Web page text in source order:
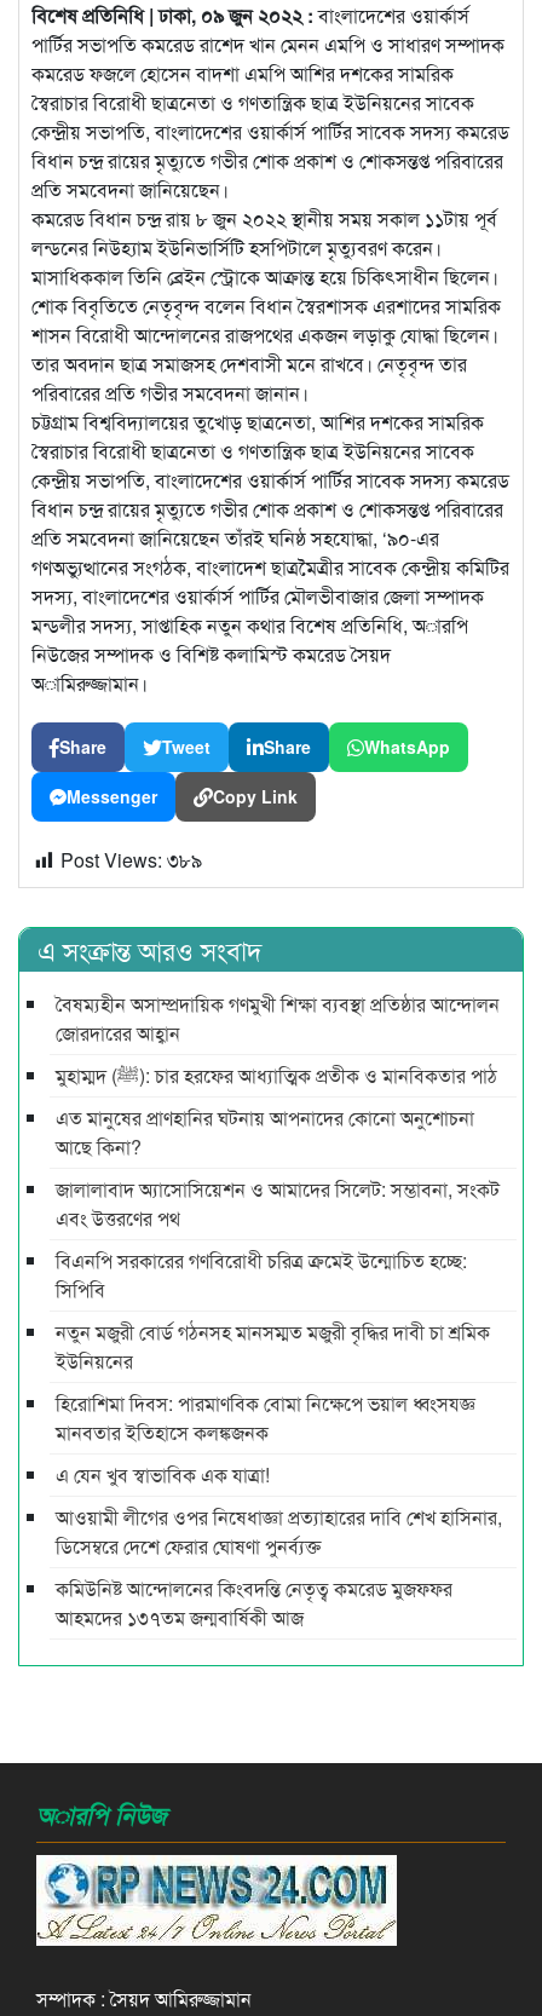
বিশেষ প্রতিনিধি | ঢাকা, ০৯ জুন ২০২২ :বাংলাদেশের ওয়ার্কার্স
পার্টির সভাপতি কমরেড রাশেদ খান মেনন এমপি ও সাধারণ সম্পাদক
কমরেড ফজলে হোসেন বাদশা এমপি আশির দশকের সামরিক
স্বৈরাচার বিরোধী ছাত্রনেতা ও গণতান্ত্রিক ছাত্র ইউনিয়নের সাবেক
কেন্দ্রীয় সভাপতি, বাংলাদেশের ওয়ার্কার্স পার্টির সাবেক সদস্য কমরেড
বিধান চন্দ্র রায়ের মৃত্যুতে গভীর শোক প্রকাশ ও শোকসন্তপ্ত পরিবারের
প্রতি সমবেদনা জানিয়েছেন।
কমরেড বিধান চন্দ্র রায় ৮ জুন ২০২২ স্থানীয় সময় সকাল ১১টায় পূর্ব
লন্ডনের নিউহ্যাম ইউনিভার্সিটি হসপিটালে মৃত্যুবরণ করেন।
মাসাধিককাল তিনি ব্রেইন স্ট্রোকে আক্রান্ত হয়ে চিকিৎসাধীন ছিলেন।
শোক বিবৃতিতে নেতৃবৃন্দ বলেন বিধান স্বৈরশাসক এরশাদের সামরিক
শাসন বিরোধী আন্দোলনের রাজপথের একজন লড়াকু যোদ্ধা ছিলেন।
তার অবদান ছাত্র সমাজসহ দেশবাসী মনে রাখবে। নেতৃবৃন্দ তার
পরিবারের প্রতি গভীর সমবেদনা জানান।
চট্টগ্রাম বিশ্ববিদ্যালয়ের তুখোড় ছাত্রনেতা, আশির দশকের সামরিক
স্বৈরাচার বিরোধী ছাত্রনেতা ও গণতান্ত্রিক ছাত্র ইউনিয়নের সাবেক
কেন্দ্রীয় সভাপতি, বাংলাদেশের ওয়ার্কার্স পার্টির সাবেক সদস্য কমরেড
বিধান চন্দ্র রায়ের মৃত্যুতে গভীর শোক প্রকাশ ও শোকসন্তপ্ত পরিবারের
প্রতি সমবেদনা জানিয়েছেন তাঁরই ঘনিষ্ঠ সহযোদ্ধা, ‘৯০-এর
গণঅভ্যুত্থানের সংগঠক, বাংলাদেশ ছাত্রমৈত্রীর সাবেক কেন্দ্রীয় কমিটির
সদস্য, বাংলাদেশের ওয়ার্কার্স পার্টির মৌলভীবাজার জেলা সম্পাদক
মন্ডলীর সদস্য, সাপ্তাহিক নতুন কথার বিশেষ প্রতিনিধি, অারপি
নিউজের সম্পাদক ও বিশিষ্ট কলামিস্ট কমরেড সৈয়দ
অামিরুজ্জামান।
Share Tweet Share WhatsApp
Messenger Copy Link
Post Views: ৩৮৯
এ সংক্রান্ত আরও সংবাদ
বৈষম্যহীন অসাম্প্রদায়িক গণমুখী শিক্ষা ব্যবস্থা প্রতিষ্ঠার আন্দোলন
জোরদারের আহ্বান
মুহাম্মদ (ﷺ): চার হরফের আধ্যাত্মিক প্রতীক ও মানবিকতার পাঠ
এত মানুষের প্রাণহানির ঘটনায় আপনাদের কোনো অনুশোচনা
আছে কিনা?
জালালাবাদ অ্যাসোসিয়েশন ও আমাদের সিলেট: সম্ভাবনা, সংকট
এবং উত্তরণের পথ
বিএনপি সরকারের গণবিরোধী চরিত্র ক্রমেই উন্মোচিত হচ্ছে:
সিপিবি
নতুন মজুরী বোর্ড গঠনসহ মানসম্মত মজুরী বৃদ্ধির দাবী চা শ্রমিক
ইউনিয়নের
হিরোশিমা দিবস: পারমাণবিক বোমা নিক্ষেপে ভয়াল ধ্বংসযজ্ঞ
মানবতার ইতিহাসে কলঙ্কজনক
এ যেন খুব স্বাভাবিক এক যাত্রা!
আওয়ামী লীগের ওপর নিষেধাজ্ঞা প্রত্যাহারের দাবি শেখ হাসিনার,
ডিসেম্বরে দেশে ফেরার ঘোষণা পুনর্ব্যক্ত
কমিউনিষ্ট আন্দোলনের কিংবদন্তি নেতৃত্ব কমরেড মুজফ্ফর
আহমদের ১৩৭তম জন্মবার্ষিকী আজ
অারপি নিউজ
সম্পাদক : সৈয়দ আমিরুজ্জামান